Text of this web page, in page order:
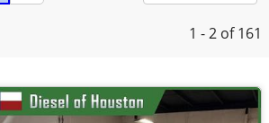
1 - 2 of 161